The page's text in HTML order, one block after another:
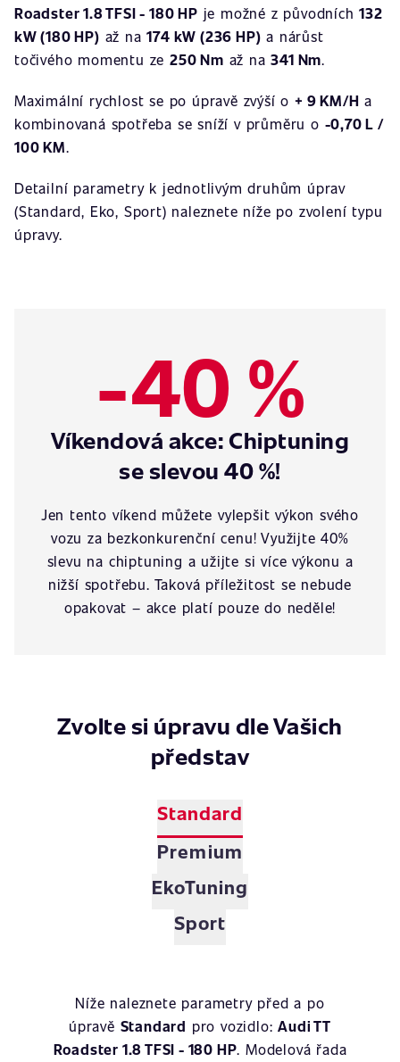
Roadster 1.8 TFSI - 180 HP je možné z původních132
kW (180 HP) až na174 kW (236 HP) a nárůst
točivého momentu ze250 Nm až na341 Nm.
Maximální rychlost se po úpravě zvýší o + 9 KM/H a
kombinovaná spotřeba se sníží v průměru o -0,70 L /
100 KM.
Detailní parametry k jednotlivým druhům úprav
(Standard, Eko, Sport) naleznete níže po zvolení typu
úpravy.
-40 %
Víkendová akce: Chiptuning
se slevou 40 %!
Jen tento víkend můžete vylepšit výkon svého
vozu za bezkonkurenční cenu! Využijte 40%
slevu na chiptuning a užijte si více výkonu a
nižší spotřebu. Taková příležitost se nebude
opakovat – akce platí pouze do neděle!
Zvolte si úpravu dle Vašich
představ
Standard
Premium
EkoTuning
Sport
Níže naleznete parametry před a po
úpravě Standard pro vozidlo:Audi TT
Roadster 1.8 TFSI - 180 HP. Modelová řada